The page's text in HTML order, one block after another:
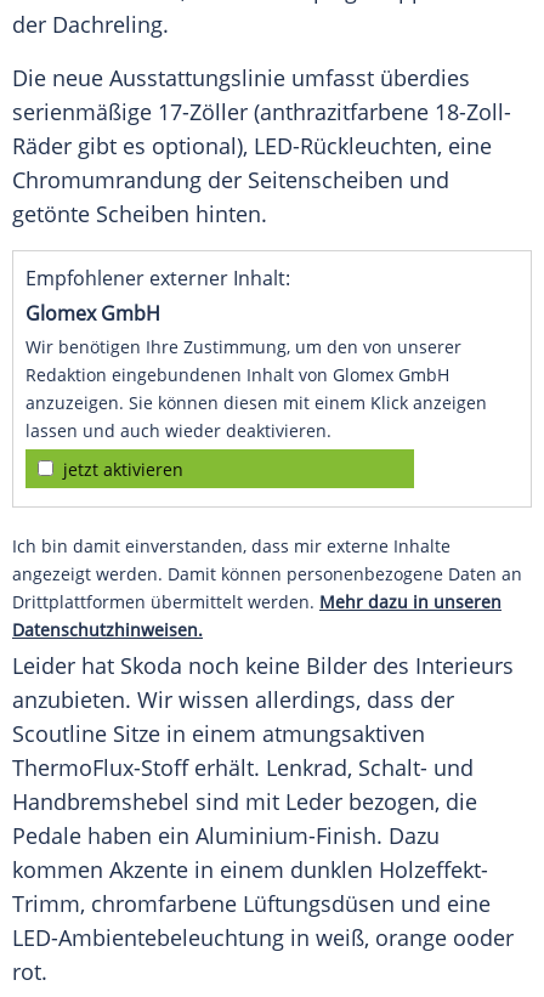
der Dachreling.
Die neue Ausstattungslinie umfasst überdies
serienmäßige 17-Zöller (anthrazitfarbene 18-Zoll-
Räder gibt es optional), LED-Rückleuchten, eine
Chromumrandung der Seitenscheiben und
getönte Scheiben hinten.
Empfohlener externer Inhalt:
Glomex GmbH
Wir benötigen Ihre Zustimmung, um den von unserer
Redaktion eingebundenen Inhalt von Glomex GmbH
anzuzeigen. Sie können diesen mit einem Klick anzeigen
lassen und auch wieder deaktivieren.
jetzt aktivieren
Ich bin damit einverstanden, dass mir externe Inhalte
angezeigt werden. Damit können personenbezogene Daten an
Drittplattformen übermittelt werden. Mehr dazu in unseren
Datenschutzhinweisen.
Leider hat Skoda noch keine Bilder des Interieurs
anzubieten. Wir wissen allerdings, dass der
Scoutline Sitze in einem atmungsaktiven
ThermoFlux-Stoff erhält. Lenkrad, Schalt- und
Handbremshebel sind mit Leder bezogen, die
Pedale haben ein Aluminium-Finish. Dazu
kommen Akzente in einem dunklen Holzeffekt-
Trimm, chromfarbene Lüftungsdüsen und eine
LED-Ambientebeleuchtung in weiß, orange ooder
rot.